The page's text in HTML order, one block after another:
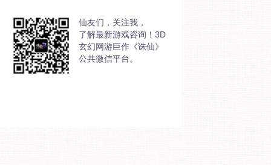
仙友们，关注我，
了解最新游戏咨询！3D
玄幻网游巨作《诛仙》
公共微信平台。